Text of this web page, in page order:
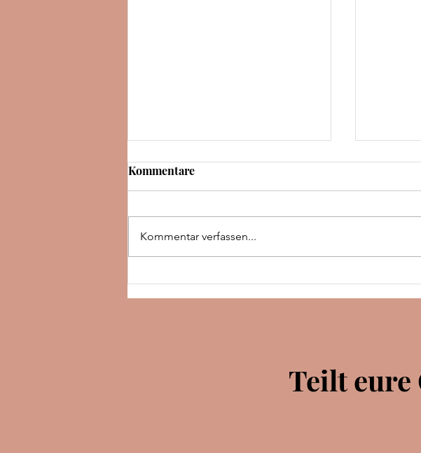
Rezension | The night we met
| Abby Jimenez
Kommentare
Kommentar verfassen...
Teilt